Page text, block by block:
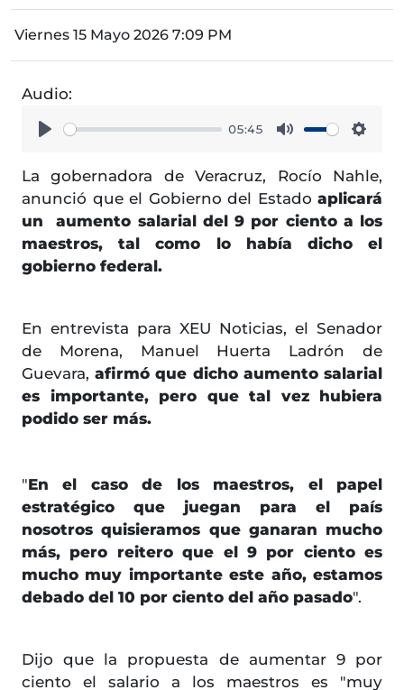
Viernes 15 Mayo 2026 7:09 PM
Audio:
05:45
La gobernadora de Veracruz, Rocío Nahle,
anunció que el Gobierno del Estado aplicará
un aumento salarial del 9 por ciento a los
maestros, tal como lo había dicho el
gobierno federal.
En entrevista para XEU Noticias, el Senador
de Morena, Manuel Huerta Ladrón de
Guevara, afirmó que dicho aumento salarial
es importante, pero que tal vez hubiera
podido ser más.
"En el caso de los maestros, el papel
estratégico que juegan para el país
nosotros quisieramos que ganaran mucho
más, pero reitero que el 9 por ciento es
mucho muy importante este año, estamos
debado del 10 por ciento del año pasado".
Dijo que la propuesta de aumentar 9 por
ciento el salario a los maestros es "muy